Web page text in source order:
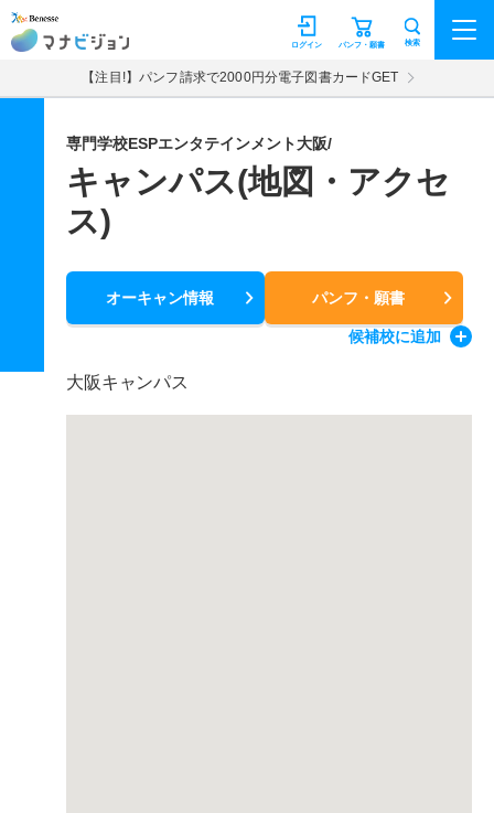
マナビジョン パンフ・願書
ログイン 検索
【注目!】パンフ請求で2000円分電子図書カードGET
専門学校ESPエンタテインメント大阪/
キャンパス(地図・アクセ
ス)
オーキャン情報 パンフ・願書
候補校に追加
大阪キャンパス